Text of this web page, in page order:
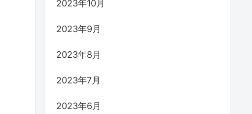
2023年10月
2023年9月
2023年8月
2023年7月
2023年6月